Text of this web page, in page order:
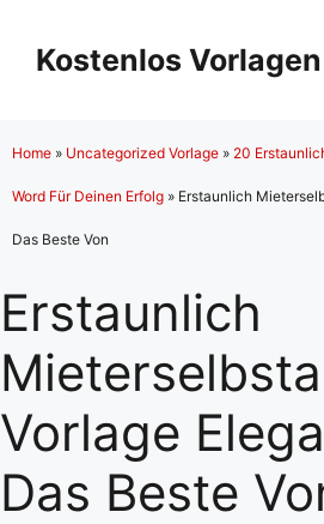
Inhalt
springen
Kostenlos Vorlagen
Home » Uncategorized Vorlage » 20
Word Für Deinen Erfolg » Erstaunlich
Das Beste Von
Erstaunlich
Vorlage
Das Beste